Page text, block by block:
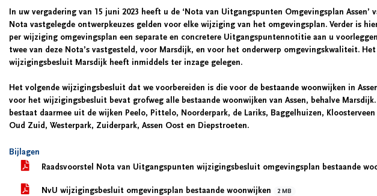
In uw vergadering van 15 juni 2023 heeft u de ‘Nota van Uitgangspunten Omgevingsplan Assen’
Nota vastgelegde ontwerpkeuzes gelden voor elke wijziging van het omgevingsplan. Verder is
per wijziging omgevingsplan een separate en concretere Uitgangspuntennotitie aan u
twee van deze Nota’s vastgesteld, voor Marsdijk, en voor het onderwerp omgevingskwaliteit.
wijzigingsbesluit Marsdijk heeft inmiddels ter inzage gelegen.
Het volgende wijzigingsbesluit dat we voorbereiden is die voor de bestaande woonwijken in
voor het wijzigingsbesluit bevat grofweg alle bestaande woonwijken van Assen, behalve
bestaat daarmee uit de wijken Peelo, Pittelo, Noorderpark, de Lariks, Baggelhuizen,
Oud Zuid, Westerpark, Zuiderpark, Assen Oost en Diepstroeten.
Bijlagen
Raadsvoorstel Nota van Uitgangspunten wijzigingsbesluit omgevingsplan bestaande
NvU wijzigingsbesluit omgevingsplan bestaande woonwijken 2 MB